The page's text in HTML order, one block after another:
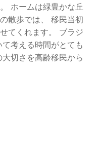
ホームは緑豊かな丘
散歩では、 移民当初
てくれます。 ブラジ
考える時間がとても
切さを高齢移民から